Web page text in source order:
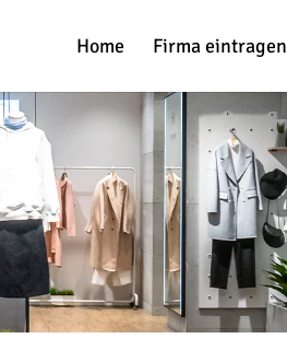
Home Firma eintragen